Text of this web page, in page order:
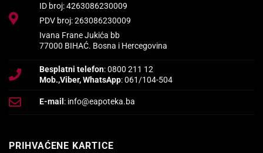
ID broj: 4263086230009
PDV broj: 263086230009
Ivana Frane Jukića bb
77000 BIHAĆ. Bosna i Hercegovina
Besplatni telefon: 0800 211 12
Mob.,Viber, WhatsApp: 061/104-504
E-mail: info@eapoteka.ba
PRIHVAĆENE KARTICE